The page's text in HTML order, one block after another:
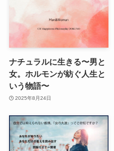
ナチュラルに生きる〜男と
女。ホルモンが紡ぐ人生と
いう物語〜
2025年8月24日